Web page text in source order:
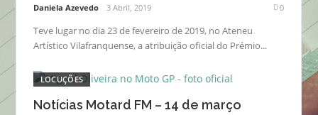
Daniela Azevedo 3 Abril, 2019 0
Teve lugar no dia 23 de fevereiro de 2019, no Ateneu
Artístico Vilafranquense, a atribuição oficial do Prémio...
LOCUÇÕES
Notícias Motard FM – 14 de março